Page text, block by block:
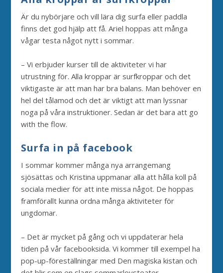
Är du nybörjare och vill lära dig surfa eller paddla
finns det god hjälp att få. Ariel hoppas att många
vågar testa något nytt i sommar.
– Vi erbjuder kurser till de aktiviteter vi har
utrustning för. Alla kroppar är surfkroppar och det
viktigaste är att man har bra balans. Man behöver en
hel del tålamod och det är viktigt att man lyssnar
noga på våra instruktioner. Sedan är det bara att go
with the flow.
Surfa in på facebook
I sommar kommer många nya arrangemang
sjösättas och Kristina uppmanar alla att hålla koll på
sociala medier för att inte missa något. De hoppas
framförallt kunna ordna många aktiviteter för
ungdomar.
– Det är mycket på gång och vi uppdaterar hela
tiden på vår facebooksida. Vi kommer till exempel ha
pop-up-föreställningar med Den magiska kistan och